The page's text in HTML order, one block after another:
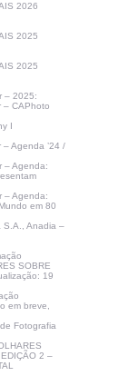
2026
2025
2025
– 2025:
– CAPhoto
I
Agenda ’24 /
– Agenda:
– Agenda:
em 80
S.A., Anadia –
SOBRE
19
em breve,
Fotografia
EDIÇÃO 2 –